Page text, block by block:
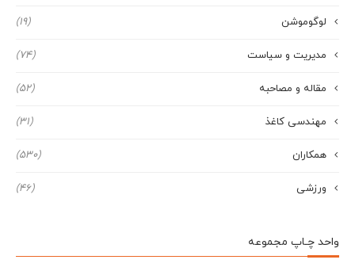
لوگوموشن (19)
مدیریت و سیاست (74)
مقاله و مصاحبه (52)
مهندسی کاغذ (31)
همکاران (530)
ورزشی (46)
واحد چـاپ مجموعه